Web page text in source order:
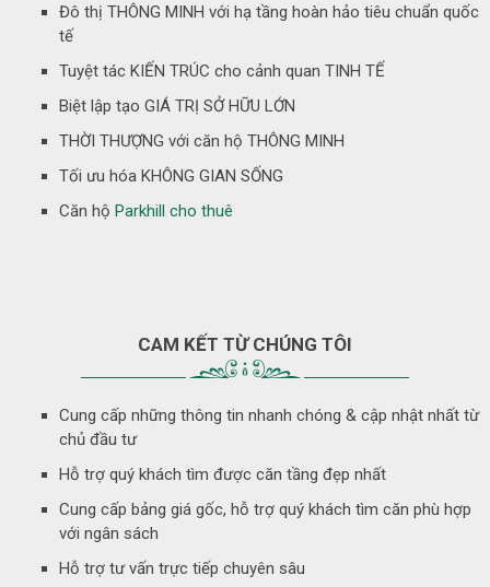
Đô thị THÔNG MINH với hạ tầng hoàn hảo tiêu chuẩn quốc
tế
Tuyệt tác KIẾN TRÚC cho cảnh quan TINH TẾ
Biệt lập tạo GIÁ TRỊ SỞ HỮU LỚN
THỜI THƯỢNG với căn hộ THÔNG MINH
Tối ưu hóa KHÔNG GIAN SỐNG
Căn hộParkhill cho thuê
CAM KẾT TỪ CHÚNG TÔI
Cung cấp những thông tin nhanh chóng & cập nhật nhất từ
chủ đầu tư
Hỗ trợ quý khách tìm được căn tầng đẹp nhất
Cung cấp bảng giá gốc, hỗ trợ quý khách tìm căn phù hợp
với ngân sách
Hỗ trợ tư vấn trực tiếp chuyên sâu